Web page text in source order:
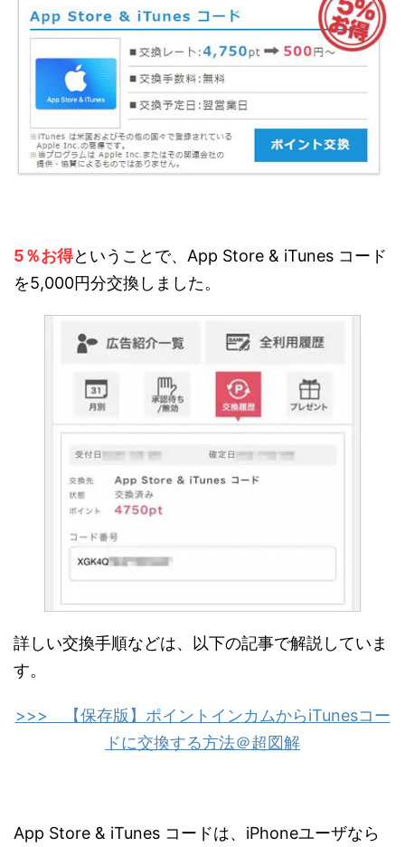
5％お得ということで、App Store & iTunes コード
を5,000円分交換しました。
詳しい交換手順などは、以下の記事で解説していま
す。
>>> 【保存版】ポイントインカムからiTunesコー
ドに交換する方法＠超図解
App Store & iTunes コードは、iPhoneユーザなら